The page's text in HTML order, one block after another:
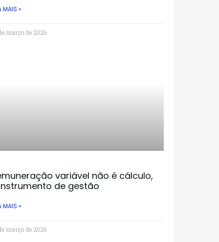
MAIS »
março de 2026
variável não é cálculo,
de gestão
MAIS »
março de 2026